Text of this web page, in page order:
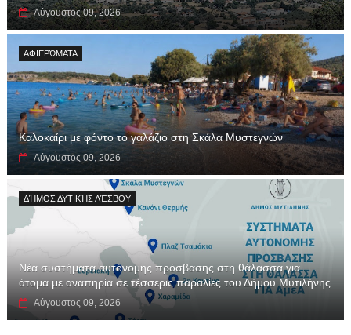
Αύγουστος 09, 2026
ΑΦΙΕΡΏΜΑΤΑ
Καλοκαίρι με φόντο το γαλάζιο στη Σκάλα Μυστεγνών
Αύγουστος 09, 2026
ΔΉΜΟΣ ΔΥΤΙΚΉΣ ΛΈΣΒΟΥ
Νέα συστήματα αυτόνομης πρόσβασης στη θάλασσα για
άτομα με αναπηρία σε τέσσερις παραλίες του Δήμου Μυτιλήνης
Αύγουστος 09, 2026